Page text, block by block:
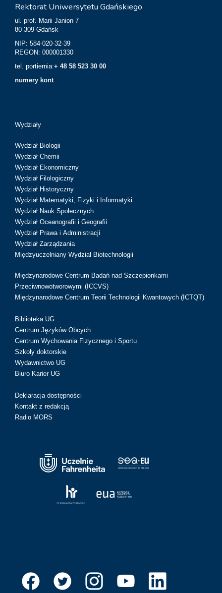
Rektorat Uniwersytetu Gdańskiego
ul. prof. Marii Janion 7
80-309 Gdańsk
NIP: 584-020-32-39
REGON: 000001330
tel. portiernia:+ 48 58 523 30 00
numery kont
Wydziały
Wydział Biologii
Wydział Chemii
Wydział Ekonomiczny
Wydział Filologiczny
Wydział Historyczny
Wydział Matematyki, Fizyki i Informatyki
Wydział Nauk Społecznych
Wydział Oceanografii i Geografii
Wydział Prawa i Administracji
Wydział Zarządzania
Międzyuczelniany Wydział Biotechnologii
Międzynarodowe Centrum Badań nad Szczepionkami
Przeciwnowotworowymi (ICCVS)
Międzynarodowe Centrum Teorii Technologii Kwantowych (ICTQT)
Biblioteka UG
Centrum Języków Obcych
Centrum Wychowania Fizycznego i Sportu
Szkoły doktorskie
Wydawnictwo UG
Biuro Karier UG
Deklaracja dostępności
Kontakt z redakcją
Radio MORS